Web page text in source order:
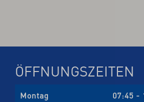
ÖFFNUNGSZEITEN
Montag
07:45 -